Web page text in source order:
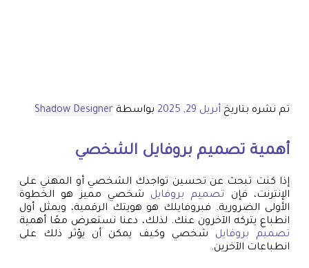
تم نشره بتاريخ أبريل 29, 2025 بواسطة Shadow Designer
أهمية تصميم بروفايل الشخصي
إذا كنت تبحث عن تحسين تواجدك الشخصي أو المهني على
الإنترنت، فإن تصميم بروفايل شخصي مميز هو الخطوة
الأولى الضرورية. فبروفايلك هو هويتك الرقمية، ويمثل أول
انطباع يتركه الآخرون عنك. لذلك، دعنا نستعرض معًا أهمية
تصميم بروفايل شخصي وكيف يمكن أن يؤثر ذلك على
انطباعات الآخرين.